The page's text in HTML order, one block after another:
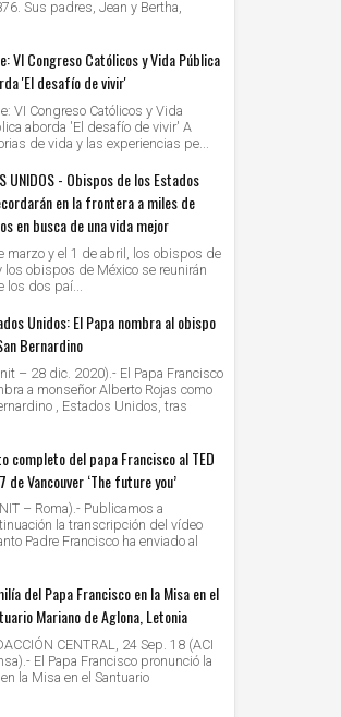
Sus padres, Jean y Bertha,
VI Congreso Católicos y Vida Pública
'El desafío de vivir'
VI Congreso Católicos y Vida
aborda 'El desafío de vivir' A
de vida y las experiencias pe...
UNIDOS - Obispos de los Estados
en la frontera a miles de
en busca de una vida mejor
marzo y el 1 de abril, los obispos de
obispos de México se reunirán
los dos paí...
Unidos: El Papa nombra al obispo
Bernardino
– 28 dic. 2020).- El Papa Francisco
a monseñor Alberto Rojas como
, Estados Unidos, tras
completo del papa Francisco al TED
de Vancouver ‘The future you’
– Roma).- Publicamos a
la transcripción del vídeo
Padre Francisco ha enviado al
del Papa Francisco en la Misa en el
Mariano de Aglona, Letonia
CENTRAL, 24 Sep. 18 (ACI
El Papa Francisco pronunció la
la Misa en el Santuario